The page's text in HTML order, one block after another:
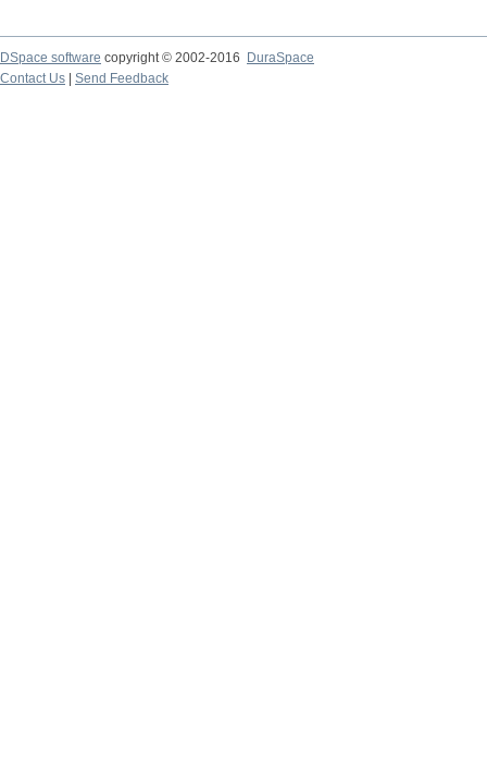
DSpace software copyright © 2002-2016
DuraSpace
Contact Us
Send Feedback